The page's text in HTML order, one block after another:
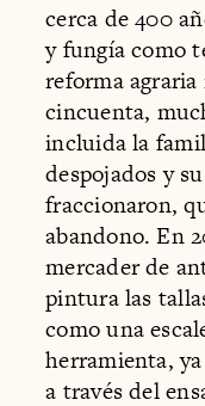
cerca de 400
y fungía como
reforma
cincuenta,
incluida la
despojados y
fraccionaron,
abandono. En
mercader de
pintura las
como una
herramienta,
a través del